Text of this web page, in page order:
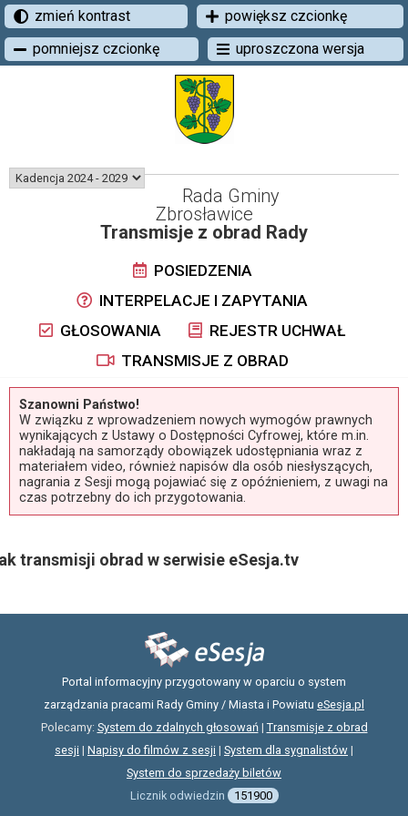
zmień kontrast
powiększ czcionkę
pomniejsz czcionkę
uproszczona wersja
Rada Gminy
Zbrosławice
Transmisje z obrad Rady
POSIEDZENIA
INTERPELACJE I ZAPYTANIA
GŁOSOWANIA
REJESTR UCHWAŁ
TRANSMISJE Z OBRAD
Szanowni Państwo!
W związku z wprowadzeniem nowych wymogów prawnych
wynikających z Ustawy o Dostępności Cyfrowej, które m.in.
nakładają na samorządy obowiązek udostępniania wraz z
materiałem video, również napisów dla osób niesłyszących,
nagrania z Sesji mogą pojawiać się z opóźnieniem, z uwagi na
czas potrzebny do ich przygotowania.
transmisji obrad w serwisie eSesja.tv
Portal informacyjny przygotowany w oparciu o system
zarządzania pracami Rady Gminy / Miasta i Powiatu eSesja.pl
Polecamy: System do zdalnych głosowań| Transmisje z obrad
sesji | Napisy do filmów z sesji | System dla sygnalistów |
System do sprzedaży biletów
Licznik odwiedzin
151900